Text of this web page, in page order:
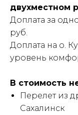
двухместном
Доплата за
руб.
Доплата на о.
уровень
В стоимость
Перелет из
Сахалинск